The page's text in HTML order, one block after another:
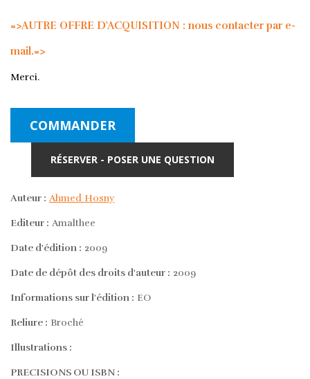
=>AUTRE OFFRE D'ACQUISITION : nous contacter par e-
mail.=>
Merci.
COMMANDER
RÉSERVER - POSER UNE QUESTION
Auteur : Ahmed Hosny
Editeur : Amalthee
Date d'édition : 2009
Date de dépôt des droits d'auteur : 2009
Informations sur l'édition : EO
Reliure : Broché
Illustrations :
PRECISIONS OU ISBN :